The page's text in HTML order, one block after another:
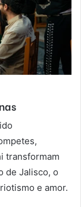
transformam
de Jalisco, o
e amor.